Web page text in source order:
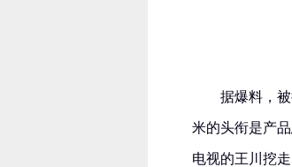
据爆料，
米的头衔是产
电视的王川挖